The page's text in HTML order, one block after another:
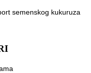
semenskog kukuruza